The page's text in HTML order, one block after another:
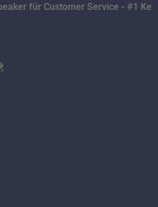
Service - #1 Keynote